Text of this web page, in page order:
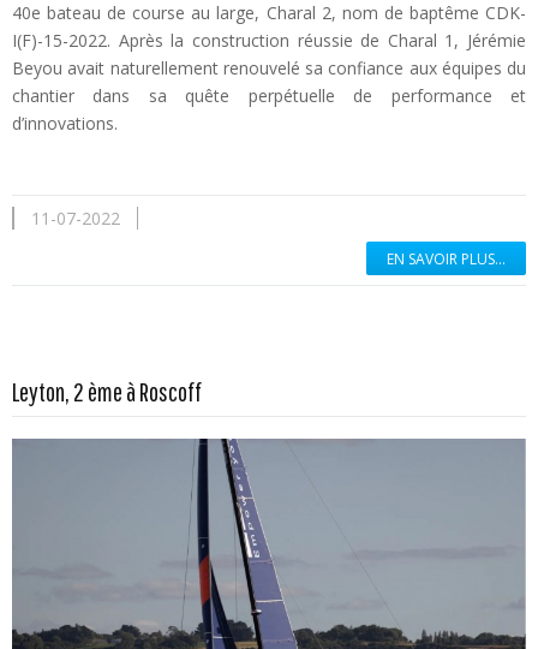
40e bateau de course au large, Charal 2, nom de baptême CDK-
I(F)-15-2022. Après la construction réussie de Charal 1, Jérémie
Beyou avait naturellement renouvelé sa confiance aux équipes du
chantier dans sa quête perpétuelle de performance et
d’innovations.
11-07-2022
EN SAVOIR PLUS...
Leyton, 2 ème à Roscoff